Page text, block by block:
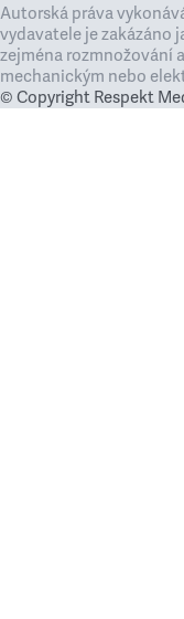
Autorská práva
vydavatele je zakázáno
zejména rozmnožování
mechanickým nebo
© Copyright Respekt